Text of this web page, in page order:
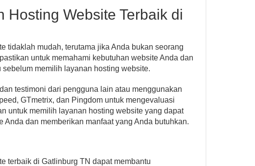
Hosting Website Terbaik di
tidaklah mudah, terutama jika Anda bukan seorang
untuk memahami kebutuhan website Anda dan
memilih layanan hosting website.
testimoni dari pengguna lain atau menggunakan
GTmetrix, dan Pingdom untuk mengevaluasi
untuk memilih layanan hosting website yang dapat
Anda dan memberikan manfaat yang Anda butuhkan.
terbaik di Gatlinburg TN dapat membantu